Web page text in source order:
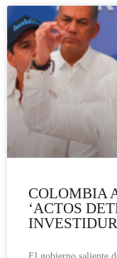
COLOMBIA
‘ACTOS